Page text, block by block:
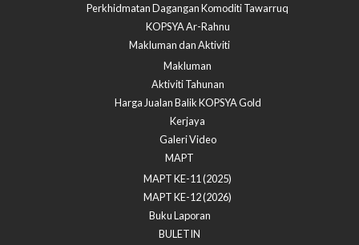
Perkhidmatan Dagangan Komoditi Tawarruq
KOPSYA Ar-Rahnu
Makluman dan Aktiviti
Makluman
Aktiviti Tahunan
Harga Jualan Balik KOPSYA Gold
Kerjaya
Galeri Video
MAPT
MAPT KE-11 (2025)
MAPT KE-12 (2026)
Buku Laporan
BULETIN